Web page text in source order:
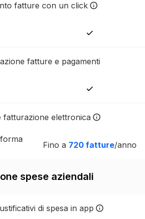
fatture con un click
Paga i tuoi fornitori con un
fatture e pagamenti
fatturazione elettronica
Il numero di fatture incluse
Fino a 720 fatture/anno
spese aziendali
di spesa in app
Allega fino a 5 giustificativi